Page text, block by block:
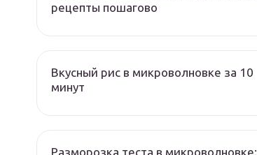
рецепты пошагово
Вкусный рис в микроволновке за 10
минут
Разморозка теста в микроволновке: